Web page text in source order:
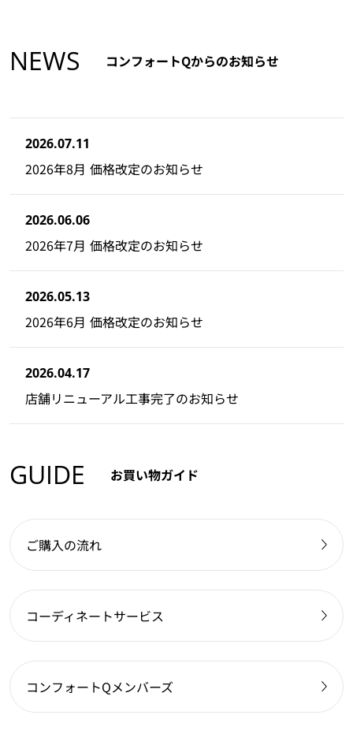
NEWS コンフォートQからのお知らせ
2026.07.11
2026年8月 価格改定のお知らせ
2026.06.06
2026年7月 価格改定のお知らせ
2026.05.13
2026年6月 価格改定のお知らせ
2026.04.17
店舗リニューアル工事完了のお知らせ
GUIDE お買い物ガイド
ご購入の流れ
コーディネートサービス
コンフォートQメンバーズ